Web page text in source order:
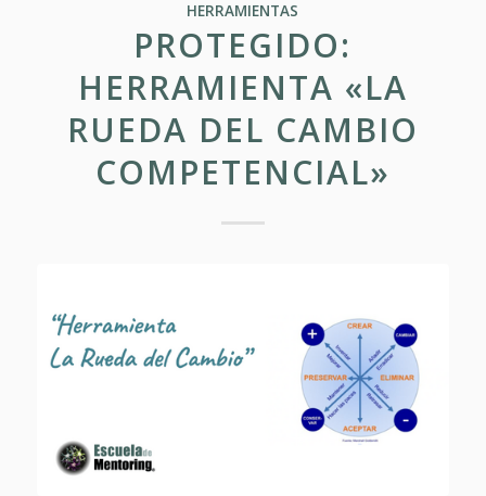
HERRAMIENTAS
PROTEGIDO:
HERRAMIENTA «LA
RUEDA DEL CAMBIO
COMPETENCIAL»